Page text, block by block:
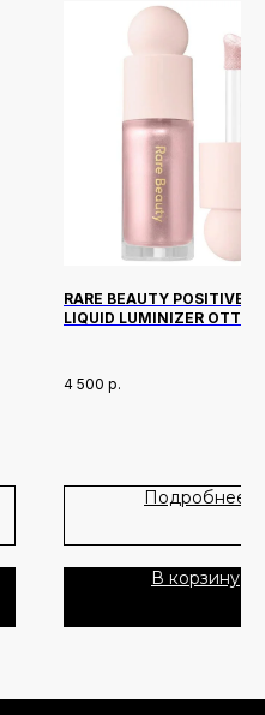
RARE BEAUTY POSITIVE
LIQUID LUMINIZER
4 500 р.
Подробнее
В корзину